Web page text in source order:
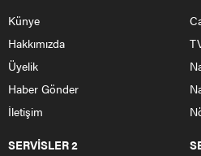
Künye
Hakkımızda
Üyelik
Haber Gönder
İletişim
SERVİSLER 2